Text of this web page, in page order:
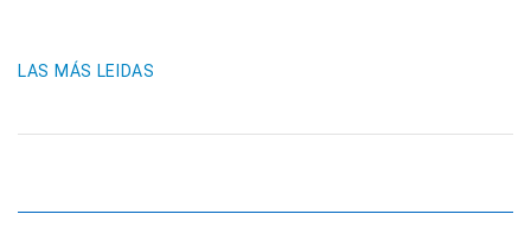
LAS MÁS LEIDAS